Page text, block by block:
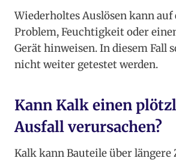
Wiederholtes Auslösen kann
Problem, Feuchtigkeit oder
Gerät hinweisen. In diesem Fall
nicht weiter getestet werden.
Kann Kalk einen
Ausfall verursachen?
Kalk kann Bauteile über längere